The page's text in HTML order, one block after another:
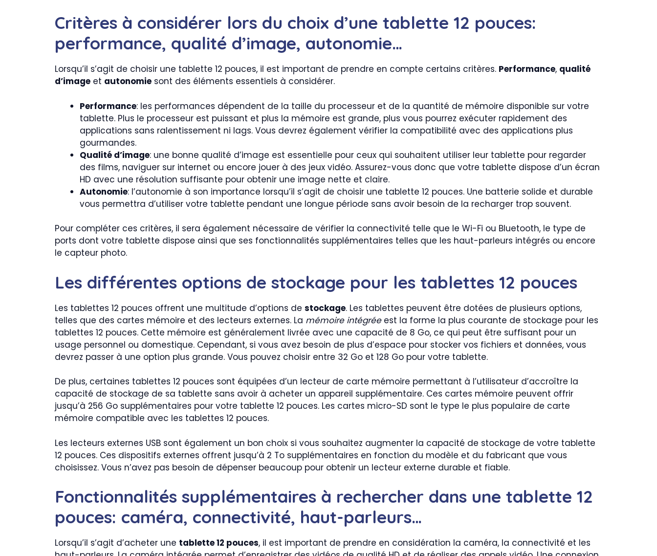
Critères à considérer lors du choix d’une tablette 12 pouces:
performance, qualité d’image, autonomie…
Lorsqu’il s’agit de choisir une tablette 12 pouces, il est important de prendre en compte certains critères. Performance, qualité
d’image et autonomie sont des éléments essentiels à considérer.
Performance: les performances dépendent de la taille du processeur et de la quantité de mémoire disponible sur votre
tablette. Plus le processeur est puissant et plus la mémoire est grande, plus vous pourrez exécuter rapidement des
applications sans ralentissement ni lags. Vous devrez également vérifier la compatibilité avec des applications plus
gourmandes.
Qualité d’image: une bonne qualité d’image est essentielle pour ceux qui souhaitent utiliser leur tablette pour regarder
des films, naviguer sur internet ou encore jouer à des jeux vidéo. Assurez-vous donc que votre tablette dispose d’un écran
HD avec une résolution suffisante pour obtenir une image nette et claire.
Autonomie: l’autonomie à son importance lorsqu’il s’agit de choisir une tablette 12 pouces. Une batterie solide et durable
vous permettra d’utiliser votre tablette pendant une longue période sans avoir besoin de la recharger trop souvent.
Pour compléter ces critères, il sera également nécessaire de vérifier la connectivité telle que le Wi-Fi ou Bluetooth, le type de
ports dont votre tablette dispose ainsi que ses fonctionnalités supplémentaires telles que les haut-parleurs intégrés ou encore
le capteur photo.
Les différentes options de stockage pour les tablettes 12 pouces
Les tablettes 12 pouces offrent une multitude d’options de stockage. Les tablettes peuvent être dotées de plusieurs options,
telles que des cartes mémoire et des lecteurs externes. La mémoire intégréeest la forme la plus courante de stockage pour les
tablettes 12 pouces. Cette mémoire est généralement livrée avec une capacité de 8 Go, ce qui peut être suffisant pour un
usage personnel ou domestique. Cependant, si vous avez besoin de plus d’espace pour stocker vos fichiers et données, vous
devrez passer à une option plus grande. Vous pouvez choisir entre 32 Go et 128 Go pour votre tablette.
De plus, certaines tablettes 12 pouces sont équipées d’un lecteur de carte mémoire permettant à l’utilisateur d’accroître la
capacité de stockage de sa tablette sans avoir à acheter un appareil supplémentaire. Ces cartes mémoire peuvent offrir
jusqu’à 256 Go supplémentaires pour votre tablette 12 pouces. Les cartes micro-SD sont le type le plus populaire de carte
mémoire compatible avec les tablettes 12 pouces.
Les lecteurs externes USB sont également un bon choix si vous souhaitez augmenter la capacité de stockage de votre tablette
12 pouces. Ces dispositifs externes offrent jusqu’à 2 To supplémentaires en fonction du modèle et du fabricant que vous
choisissez. Vous n’avez pas besoin de dépenser beaucoup pour obtenir un lecteur externe durable et fiable.
Fonctionnalités supplémentaires à rechercher dans une tablette 12
pouces: caméra, connectivité, haut-parleurs…
Lorsqu’il s’agit d’acheter une tablette 12 pouces, il est important de prendre en considération la caméra, la connectivité et les